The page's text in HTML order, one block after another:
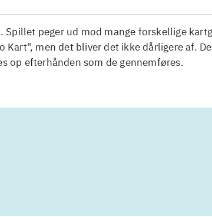
Spillet peger ud mod mange forskellige
Kart", men det bliver det ikke dårligere af.
op efterhånden som de gennemføres.